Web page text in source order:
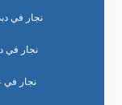
نجار في
نجار في
نجار في